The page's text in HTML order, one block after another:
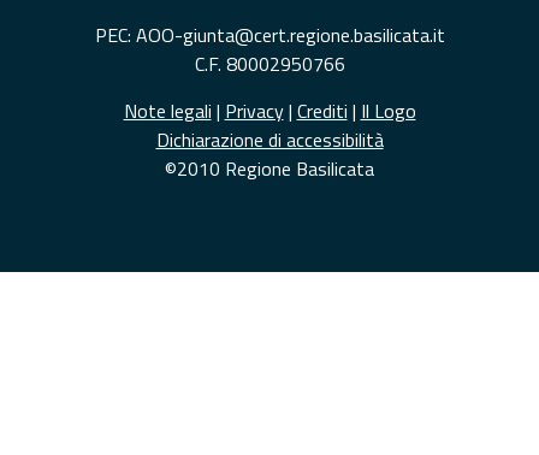
PEC: AOO-giunta@cert.regione.basilicata.it
C.F. 80002950766
Note legali | Privacy| Crediti | Il Logo
Dichiarazione di accessibilità
©2010 Regione Basilicata